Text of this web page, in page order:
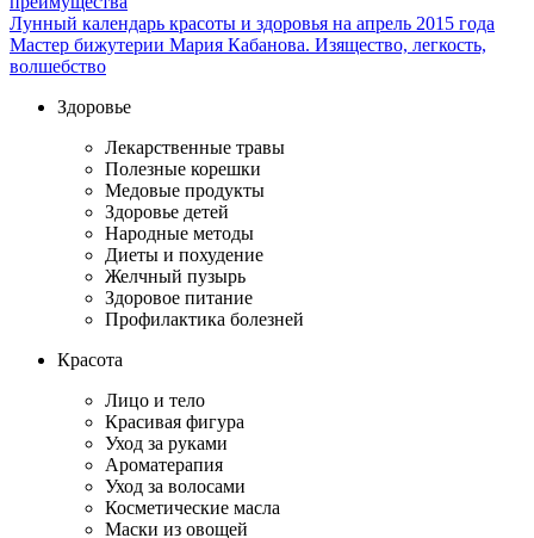
Лунный календарь красоты и здоровья на апрель 2015 года
Мастер бижутерии Мария Кабанова. Изящество, легкость,
волшебство
Здоровье
Лекарственные травы
Полезные корешки
Медовые продукты
Здоровье детей
Народные методы
Диеты и похудение
Желчный пузырь
Здоровое питание
Профилактика болезней
Красота
Лицо и тело
Красивая фигура
Уход за руками
Ароматерапия
Уход за волосами
Косметические масла
Маски из овощей